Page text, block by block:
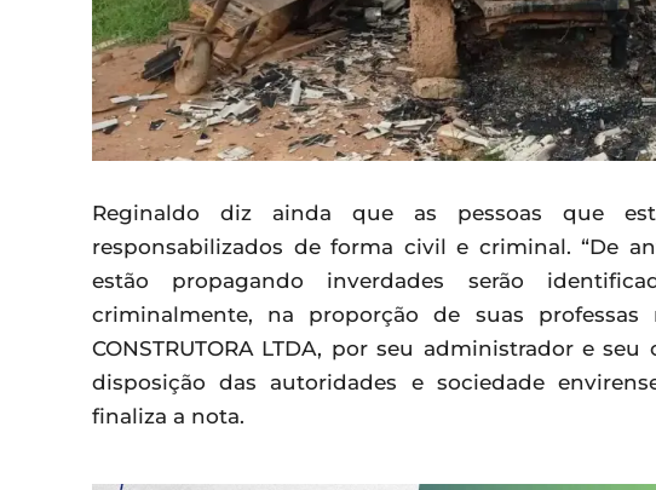
Reginaldo diz ainda que as pessoas que
responsabilizados de forma civil e criminal. “De
estão propagando inverdades serão
criminalmente, na proporção de suas
CONSTRUTORA LTDA, por seu administrador e
disposição das autoridades e sociedade
finaliza a nota.